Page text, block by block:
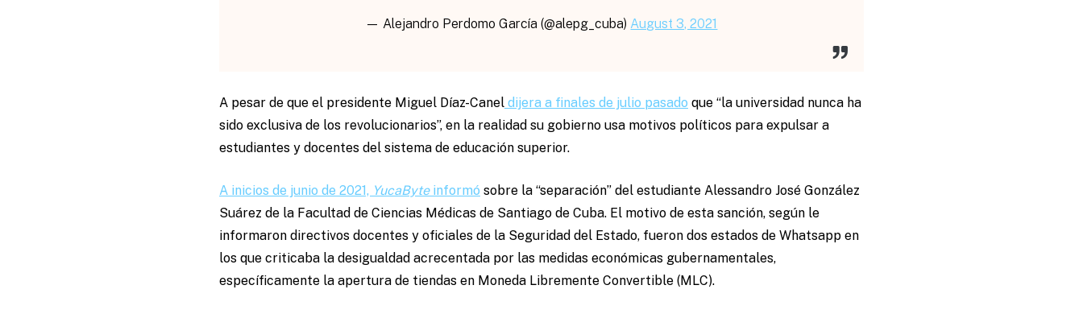
— Alejandro Perdomo García (@alepg_cuba) August 3, 2021
A pesar de que el presidente Miguel Díaz-Canel dijera a finales de julio pasado que “la universidad nunca ha
sido exclusiva de los revolucionarios”, en la realidad su gobierno usa motivos políticos para expulsar a
estudiantes y docentes del sistema de educación superior.
A inicios de junio de 2021, YucaByteinformó sobre la “separación” del estudiante Alessandro José González
Suárez de la Facultad de Ciencias Médicas de Santiago de Cuba. El motivo de esta sanción, según le
informaron directivos docentes y oficiales de la Seguridad del Estado, fueron dos estados de Whatsapp en
los que criticaba la desigualdad acrecentada por las medidas económicas gubernamentales,
específicamente la apertura de tiendas en Moneda Libremente Convertible (MLC).